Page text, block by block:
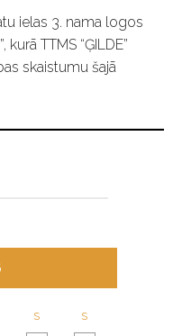
ielas 3. nama logos
TTMS “ĢILDE”
skaistumu šajā
S S